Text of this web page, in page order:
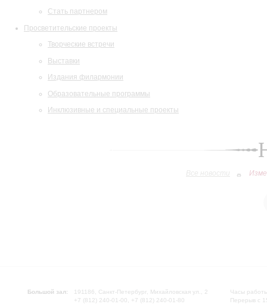
Стать партнером
Просветительские проекты
Творческие встречи
Выставки
Издания филармонии
Образовательные программы
Инклюзивные и специальные проекты
Все новости
Большой зал:
191186, Санкт-Петербург, Михайловская ул., 2
+7 (812) 240-01-00, +7 (812) 240-01-80
Часы
Перерыв с